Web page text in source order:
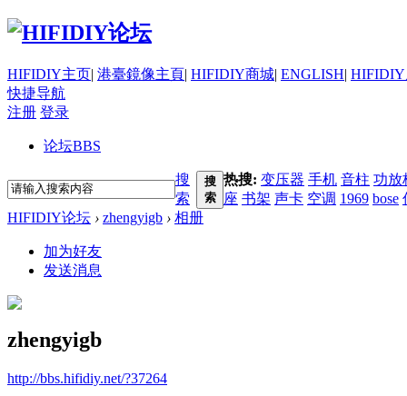
HIFIDIY主页| 港臺鏡像主頁| HIFIDIY商城| ENGLISH|
快捷导航
注册 登录
论坛BBS
搜
索
搜
索
热搜: 变压器 手机 音柱 功放
座 书架 声卡 空调 1969 bose
HIFIDIY论坛 › zhengyigb › 相册
加为好友
发送消息
zhengyigb
http://bbs.hifidiy.net/?37264